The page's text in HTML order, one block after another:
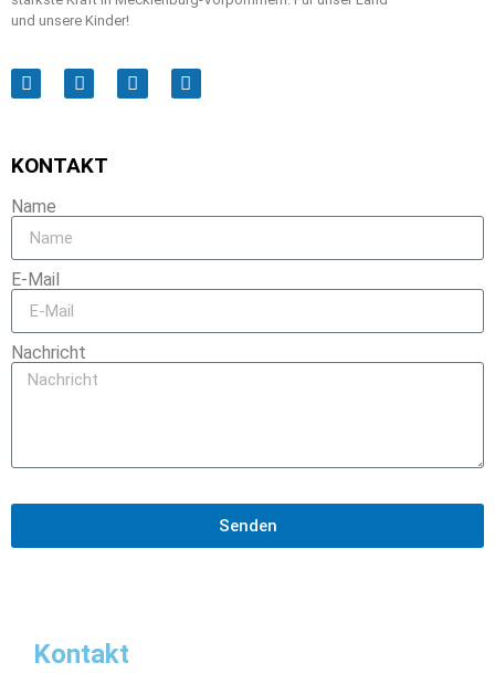
und unsere Kinder!
KONTAKT
Name
E-Mail
Nachricht
Senden
Kontakt